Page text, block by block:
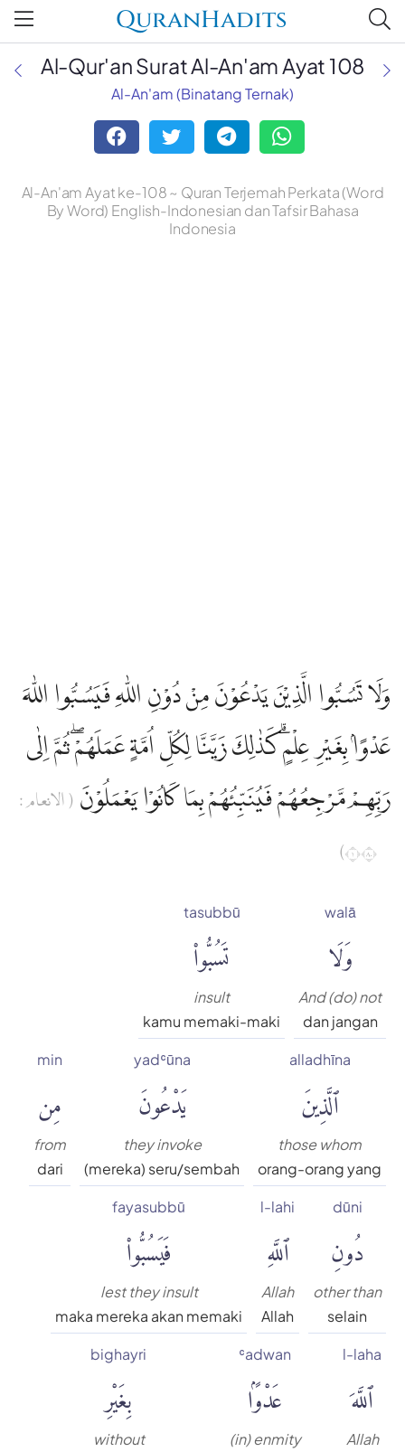
QuranHadits
Al-Qur'an Surat Al-An'am Ayat 108
Al-An'am (Binatang Ternak)
Al-An'am Ayat ke-108 ~ Quran Terjemah Perkata (Word
By Word) English-Indonesian dan Tafsir Bahasa
Indonesia
وَلَا تَسُبُّوا الَّذِيْنَ يَدْعُوْنَ مِنْ دُوْنِ اللّٰهِ فَيَسُبُّوا اللّٰهَ
عَدْوًاۢ بِغَيْرِ عِلْمٍۗ كَذٰلِكَ زَيَّنَّا لِكُلِّ اُمَّةٍ عَمَلَهُمْۖ ثُمَّ اِلٰى
رَبِّهِمْ مَّرْجِعُهُمْ فَيُنَبِّئُهُمْ بِمَا كَانُوْا يَعْمَلُوْنَ ( الانعام :
١٠٨)
walā
وَلَا
And (do) not
dan jangan
tasubbū
تَسُبُّوا۟
insult
kamu memaki-maki
alladhīna
ٱلَّذِينَ
those whom
orang-orang yang
yadʿūna
يَدْعُونَ
they invoke
(mereka) seru/sembah
min
مِن
from
dari
dūni
دُونِ
other than
selain
l-lahi
ٱللَّهِ
Allah
Allah
fayasubbū
فَيَسُبُّوا۟
lest they insult
maka mereka akan memaki
l-laha
ٱللَّهَ
Allah
ʿadwan
عَدْوًۢا
(in) enmity
bighayri
بِغَيْرِ
without